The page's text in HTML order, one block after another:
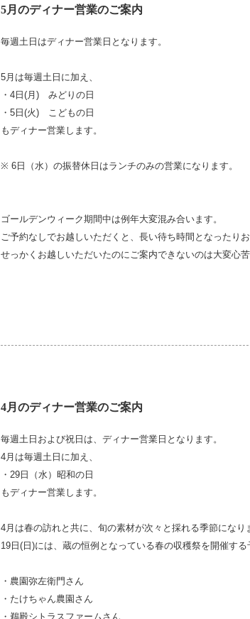
5月のディナー営業のご案内
毎週土日はディナー営業日となります。
5月は毎週土日に加え、
・4日(月) みどりの日
・5日(火) こどもの日
もディナー営業します。
※ 6日（水）の振替休日はランチのみの営業になります。
ゴールデンウィーク期間中は例年大変混み合います。
ご予約なしでお越しいただくと、長い待ち時間となったり
せっかくお越しいただいたのにご案内できないのは大変心
4月のディナー営業のご案内
毎週土日および祝日は、ディナー営業日となります。
4月は毎週土日に加え、
・29日（水）昭和の日
もディナー営業します。
4月は春の訪れと共に、旬の素材が次々と採れる季節になり
19日(日)には、蔵の恒例となっている春の収穫祭を開催する
・農園弥左衛門さん
・たけちゃん農園さん
・鵜殿シトラスファームさん